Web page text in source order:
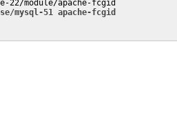
22/module/apache-fcgid
mysql-51 apache-fcgid